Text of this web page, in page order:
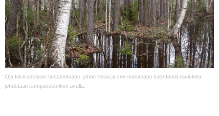
Oja tulvii keväisin rantametsään, johon vesiä ja sen mukanaan kuljettamia ravinteita
johdetaan kampakosteikon avulla.